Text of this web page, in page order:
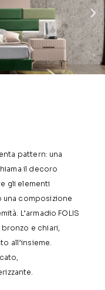
pattern: una
il decoro
gli elementi
composizione
L’armadio FOLIS
e chiari,
all’insieme.